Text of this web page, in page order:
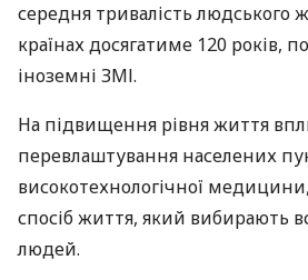
середня тривалість людського
країнах досягатиме 120 років,
іноземні ЗМІ.
На підвищення рівня життя
перевлаштування населених
високотехнологічної
спосіб життя, який вибирають
людей.